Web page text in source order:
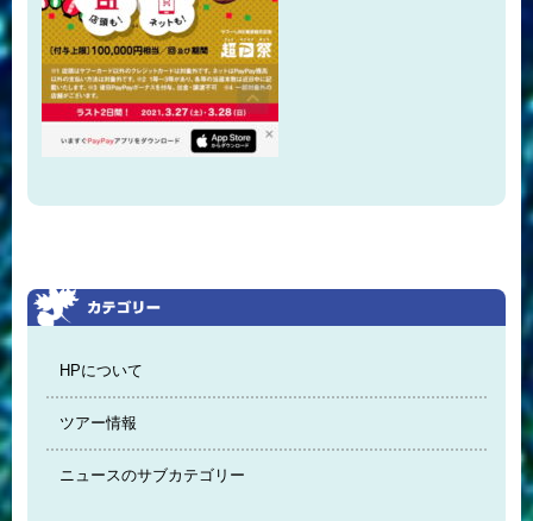
HPについて
ツアー情報
ニュースのサブカテゴリー